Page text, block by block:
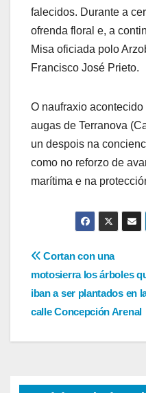
falecidos. Durante a
ofrenda floral e, a
Misa oficiada polo
Francisco José Prieto.
O naufraxio
augas de Terranova
un despois na
como no reforzo de
marítima e na
Navegación
de
entradas
Cortan con una
motosierra los árboles
iban a ser plantados en
calle Concepción Arenal